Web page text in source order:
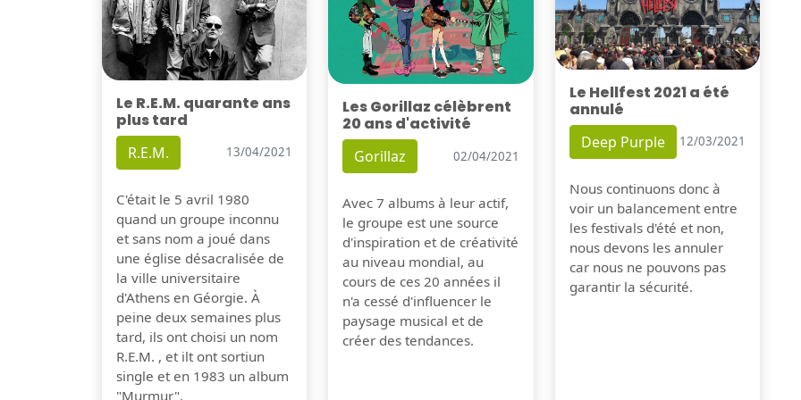
Le R.E.M. quarante ans
plus tard
R.E.M. 13/04/2021
C'était le 5 avril 1980
quand un groupe inconnu
et sans nom a joué dans
une église désacralisée de
la ville universitaire
d'Athens en Géorgie. À
peine deux semaines plus
tard, ils ont choisi un nom
R.E.M. , et ilt ont sortiun
single et en 1983 un album
"Murmur".
Les Gorillaz célèbrent
20 ans d'activité
Gorillaz 02/04/2021
Avec 7 albums à leur actif,
le groupe est une source
d'inspiration et de créativité
au niveau mondial, au
cours de ces 20 années il
n'a cessé d'influencer le
paysage musical et de
créer des tendances.
Le Hellfest 2021 a été
annulé
Deep Purple 12/03/2021
Nous continuons donc à
voir un balancement entre
les festivals d'été et non,
nous devons les annuler
car nous ne pouvons pas
garantir la sécurité.